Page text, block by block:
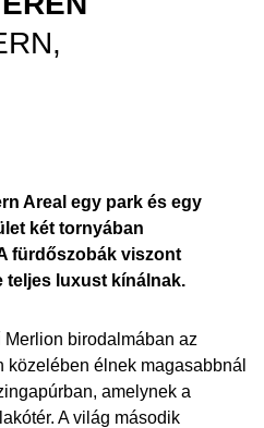
Areal egy park és egy
két tornyában
fürdőszobák viszont
teljes luxust kínálnak.
birodalmában az
élnek magasabbnál
amelynek a
A világ második